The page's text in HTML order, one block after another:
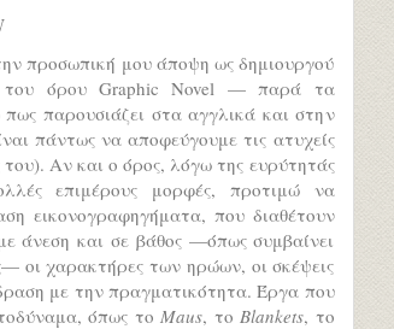
προσωπική μου άποψη ως δημιουργού
του όρου Graphic Novel — παρά τα
παρουσιάζει στα αγγλικά και στην
πάντως να αποφεύγουμε τις ατυχείς
Αν και ο όρος, λόγω της ευρύτητάς
επιμέρους μορφές, προτιμώ να
εικονογραφηγήματα, που διαθέτουν
άνεση και σε βάθος —όπως συμβαίνει
οι χαρακτήρες των ηρώων, οι σκέψεις
με την πραγματικότητα. Έργα που
όπως το Maus, το Blankets, το